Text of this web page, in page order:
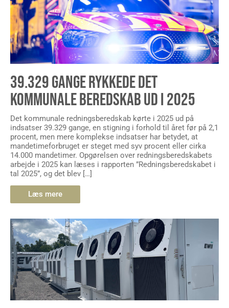
39.329 GANGE RYKKEDE DET
KOMMUNALE BEREDSKAB UD I 2025
Det kommunale redningsberedskab kørte i 2025 ud på
indsatser 39.329 gange, en stigning i forhold til året før på 2,1
procent, men mere komplekse indsatser har betydet, at
mandetimeforbruget er steget med syv procent eller cirka
14.000 mandetimer. Opgørelsen over redningsberedskabets
arbejde i 2025 kan læses i rapporten ”Redningsberedskabet i
tal 2025”, og det blev […]
Læs mere